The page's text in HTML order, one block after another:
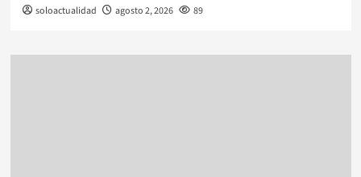
soloactualidad agosto 2, 2026 89